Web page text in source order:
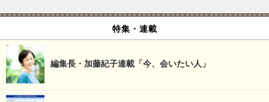
特集・連載
編集長・加藤紀子連載「今、会いたい人」